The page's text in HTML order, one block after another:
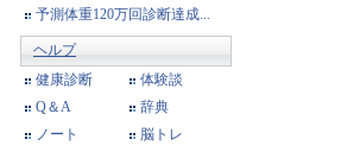
予測体重120万回診断達成...
ヘルプ
健康診断
体験談
Q＆A
辞典
ノート
脳トレ